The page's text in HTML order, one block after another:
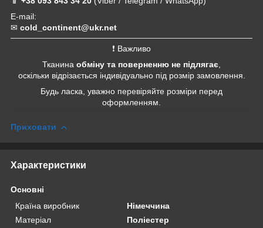
E-mail:
✉ cold_continent@ukr.net
❗ Важливо
Тканина обміну та поверненню не підлягає
оскільки відрізається індивідуально під розмір замовлення.
Будь ласка, уважно перевіряйте розміри перед
оформленням.
Приховати
Характеристики
Основні
Країна виробник
Німеччина
Матеріал
Поліестер